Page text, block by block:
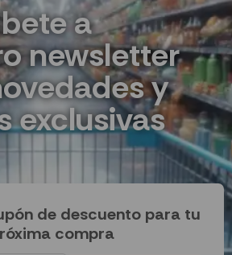
a
newsletter
y
exclusivas
de descuento para tu
compra